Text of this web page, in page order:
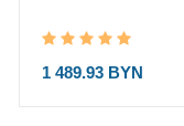
1 489.93 BYN